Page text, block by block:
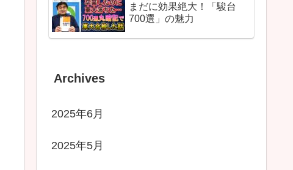
まだに効果絶大！「駿台
700選」の魅力
Archives
2025年6月
2025年5月